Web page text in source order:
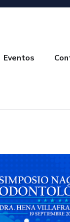
Eventos